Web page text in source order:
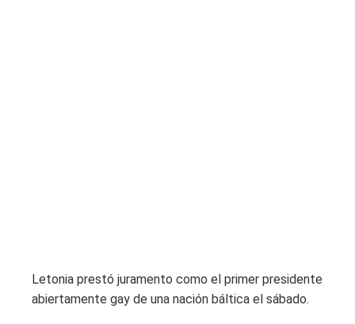
Letonia prestó juramento como el primer presidente
abiertamente gay de una nación báltica el sábado.